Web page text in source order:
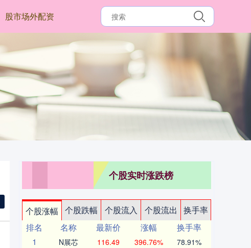
股市场外配资
个股实时涨跌榜
个股涨幅 个股跌幅 个股流入 个股流出
换手率
排名
名称 最新价 涨幅
换手率
1
N展芯 116.49 396.76% 78.91%